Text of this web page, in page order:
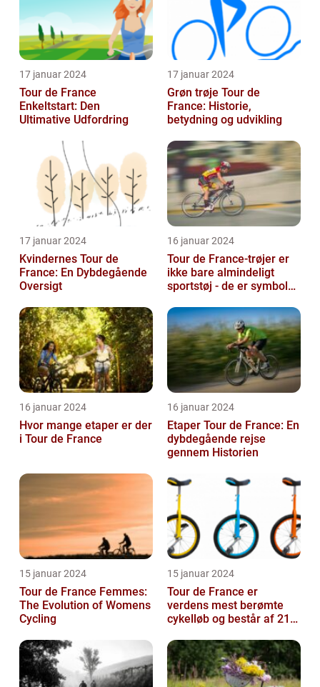
17 januar 2024
Tour de France
Enkeltstart: Den
Ultimative Udfordring
17 januar 2024
Grøn trøje Tour de
France: Historie,
betydning og udvikling
17 januar 2024
Kvindernes Tour de
France: En Dybdegående
Oversigt
16 januar 2024
Tour de France-trøjer er
ikke bare almindeligt
sportstøj - de er symboler
udholden...
16 januar 2024
Hvor mange etaper er der
i Tour de France
16 januar 2024
Etaper Tour de France: En
dybdegående rejse
gennem Historien
15 januar 2024
Tour de France Femmes:
The Evolution of Womens
Cycling
15 januar 2024
Tour de France er
verdens mest berømte
cykelløb og består af 21